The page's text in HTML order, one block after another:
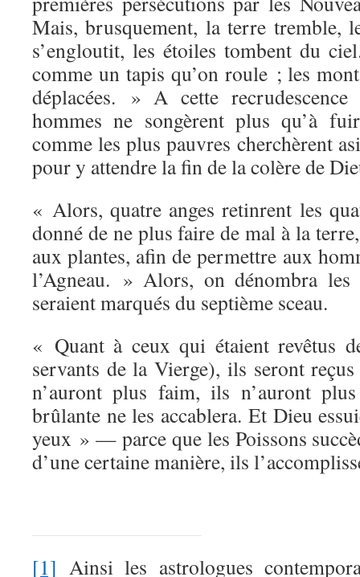
Mais, brusquement, la terre tremble,
s’engloutit, les étoiles tombent du
comme un tapis qu’on roule ; les
déplacées. » A cette
hommes ne songèrent plus qu’à
comme les plus pauvres cherchèrent
pour y attendre la fin de la colère de
« Alors, quatre anges retinrent les
donné de ne plus faire de mal à la
aux plantes, afin de permettre aux
l’Agneau. » Alors, on dénombra
seraient marqués du septième sceau.
« Quant à ceux qui étaient revêtus
servants de la Vierge), ils seront
n’auront plus faim, ils n’auront
brûlante ne les accablera. Et Dieu
yeux » — parce que les Poissons
d’une certaine manière, ils
[1] Ainsi les astrologues